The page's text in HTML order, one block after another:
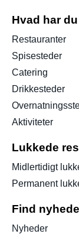
Hvad har
Restauranter
Spisesteder
Catering
Drikkesteder
Aktiviteter
Lukkede
Midlertidigt
Permanent
Find
Nyheder